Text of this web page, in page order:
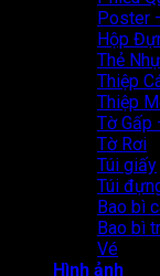
Poster
Hộp
Thẻ
Thiệp
Thiệp
Tờ Gấp
Tờ Rơi
Túi giấy
Túi
Bao bì
Bao bì
Vé
Hình ảnh